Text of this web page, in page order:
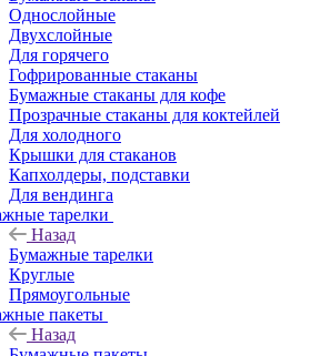
Однослойные
Двухслойные
Для горячего
Гофрированные стаканы
Бумажные стаканы для кофе
Прозрачные стаканы для коктейлей
Для холодного
Крышки для стаканов
Капхолдеры, подставки
Для вендинга
тарелки
Назад
Бумажные тарелки
Круглые
Прямоугольные
пакеты
Назад